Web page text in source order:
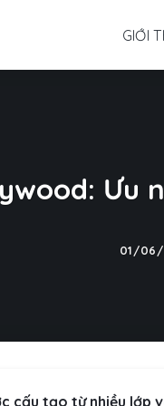
GIỚI
Ưu
01/06/
tạo từ nhiều lớp